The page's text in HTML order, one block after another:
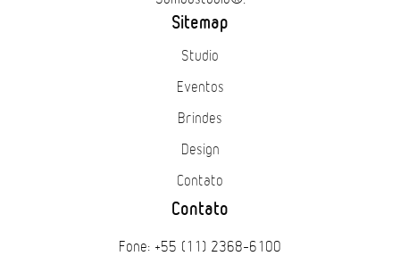
Sitemap
Studio
Eventos
Brindes
Design
Contato
Contato
Fone: +55 (11) 2368-6100